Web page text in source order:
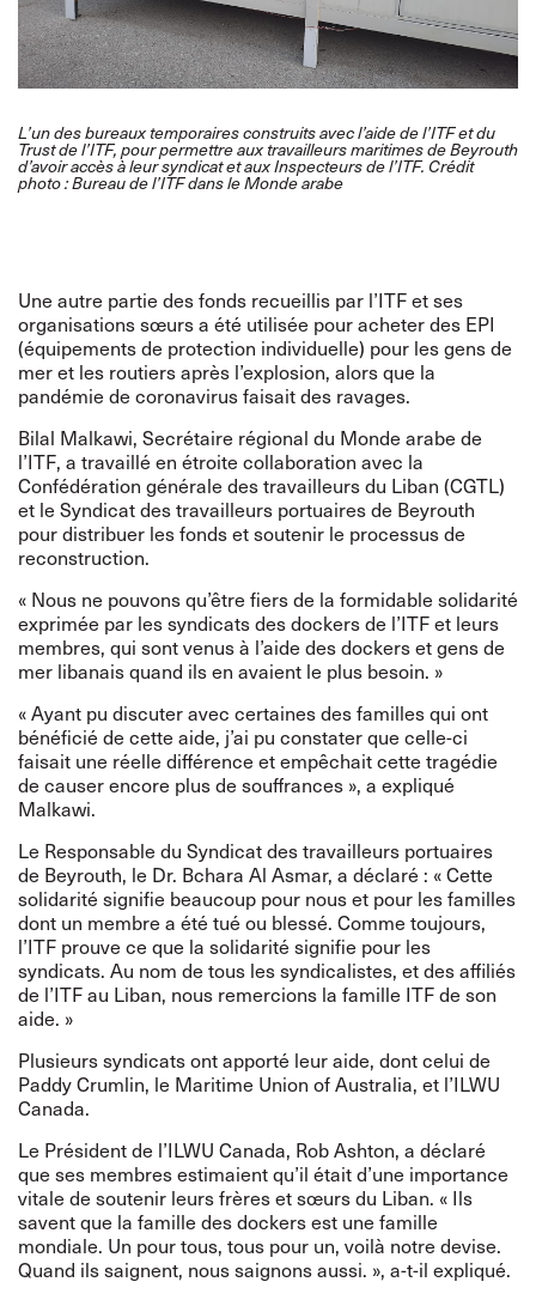
L’un des bureaux temporaires construits avec l’aide de l’ITF et du
Trust de l’ITF, pour permettre aux travailleurs maritimes de Beyrouth
d’avoir accès à leur syndicat et aux Inspecteurs de l’ITF. Crédit
photo : Bureau de l’ITF dans le Monde arabe
Une autre partie des fonds recueillis par l’ITF et ses
organisations sœurs a été utilisée pour acheter des EPI
(équipements de protection individuelle) pour les gens de
mer et les routiers après l’explosion, alors que la
pandémie de coronavirus faisait des ravages.
Bilal Malkawi, Secrétaire régional du Monde arabe de
l’ITF, a travaillé en étroite collaboration avec la
Confédération générale des travailleurs du Liban (CGTL)
et le Syndicat des travailleurs portuaires de Beyrouth
pour distribuer les fonds et soutenir le processus de
reconstruction.
« Nous ne pouvons qu’être fiers de la formidable solidarité
exprimée par les syndicats des dockers de l’ITF et leurs
membres, qui sont venus à l’aide des dockers et gens de
mer libanais quand ils en avaient le plus besoin. »
« Ayant pu discuter avec certaines des familles qui ont
bénéficié de cette aide, j’ai pu constater que celle-ci
faisait une réelle différence et empêchait cette tragédie
de causer encore plus de souffrances », a expliqué
Malkawi.
Le Responsable du Syndicat des travailleurs portuaires
de Beyrouth, le Dr. Bchara Al Asmar, a déclaré : « Cette
solidarité signifie beaucoup pour nous et pour les familles
dont un membre a été tué ou blessé. Comme toujours,
l’ITF prouve ce que la solidarité signifie pour les
syndicats. Au nom de tous les syndicalistes, et des affiliés
de l’ITF au Liban, nous remercions la famille ITF de son
aide. »
Plusieurs syndicats ont apporté leur aide, dont celui de
Paddy Crumlin, le Maritime Union of Australia, et l’ILWU
Canada.
Le Président de l’ILWU Canada, Rob Ashton, a déclaré
que ses membres estimaient qu’il était d’une importance
vitale de soutenir leurs frères et sœurs du Liban. « Ils
savent que la famille des dockers est une famille
mondiale. Un pour tous, tous pour un, voilà notre devise.
Quand ils saignent, nous saignons aussi. », a-t-il expliqué.